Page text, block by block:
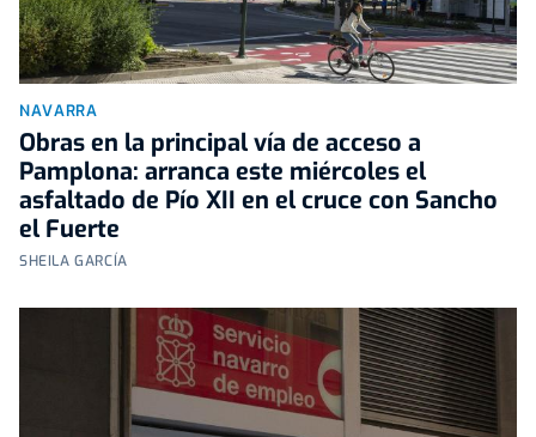
NAVARRA
Obras en la principal vía de acceso a
Pamplona: arranca este miércoles el
asfaltado de Pío XII en el cruce con Sancho
el Fuerte
SHEILA GARCÍA